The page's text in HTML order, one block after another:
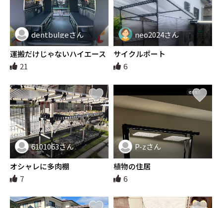
dentbulgeさん
運搬だけじゃないハイエース
21
neo2024さん
サイクルポート
6
6101063さん
オシャレに多肉棚
7
P-zさん
植物の住居
6